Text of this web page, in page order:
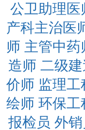
公卫助理医
产科主治医
师 主管中药
造师 二级
价师 监理工
绘师 环保工
报检员 外销